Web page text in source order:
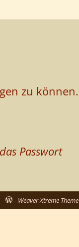
zu können.
Passwort
- Weaver Xtreme Theme